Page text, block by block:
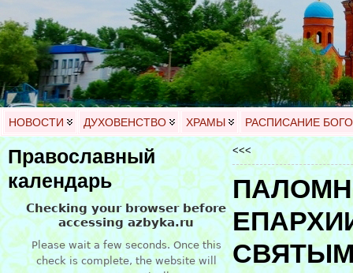
НОВОСТИ ДУХОВЕНСТВО ХРАМЫ РАСПИСАНИЕ
Православный
календарь
<<<